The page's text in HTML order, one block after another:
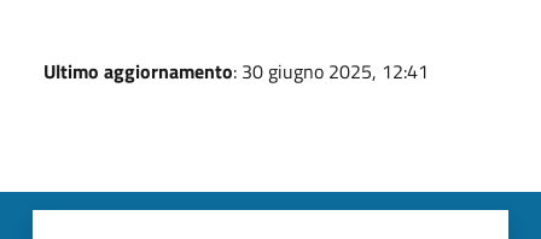
Ultimo aggiornamento: 30 giugno 2025, 12:41